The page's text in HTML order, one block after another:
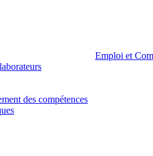
Emploi et
des compétences